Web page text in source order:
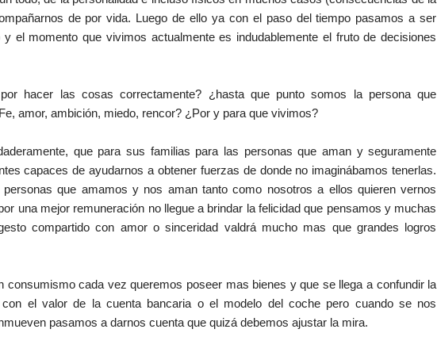
de por vida. Luego de ello ya con el paso del tiempo pasamos a ser
el momento que vivimos actualmente es indudablemente el fruto de decisiones
hacer las cosas correctamente? ¿hasta que punto somos la persona que
amor, ambición, miedo, rencor? ¿Por y para que vivimos?
que para sus familias para las personas que aman y seguramente
capaces de ayudarnos a obtener fuerzas de donde no imaginábamos tenerlas.
que amamos y nos aman tanto como nosotros a ellos quieren vernos
una mejor remuneración no llegue a brindar la felicidad que pensamos y muchas
compartido con amor o sinceridad valdrá mucho mas que grandes logros
consumismo cada vez queremos poseer mas bienes y que se llega a confundir la
con el valor de la cuenta bancaria o el modelo del coche pero cuando se nos
pasamos a darnos cuenta que quizá debemos ajustar la mira.